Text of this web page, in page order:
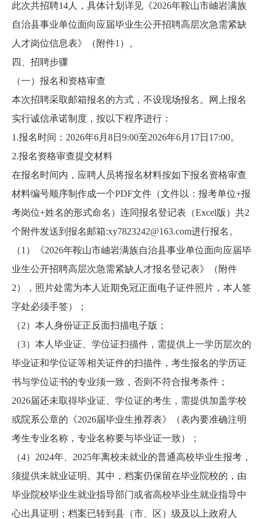
此次共招聘14人，具体计划详见《2026年鞍山市岫岩满族
自治县事业单位面向应届毕业生公开招聘高层次急需紧缺
人才岗位信息表》（附件1）。
四、招聘步骤
（一）报名和资格审查
本次招聘采取邮箱报名的方式，不设现场报名。网上报名
实行诚信承诺制度，按以下程序进行：
1.报名时间：2026年6月8日9:00至2026年6月17日17:00。
2.报名资格审查提交材料
在报名时间内，应聘人员将报名材料按如下报名资格审查
材料编号顺序制作成一个PDF文件（文件以：报考单位+报
考岗位+姓名的形式命名）连同报名登记表（Excel版）共2
个附件发送到报名邮箱:xy7823242@163.com进行报名。
（1）《2026年鞍山市岫岩满族自治县事业单位面向应届毕
业生公开招聘高层次急需紧缺人才报名登记表》（附件
2），照片处需为本人近期免冠正面电子证件照片，本人签
字处必须手签）；
（2）本人身份证正反面扫描电子版；
（3）本人毕业证、学位证扫描件，需提供上一学历层次的
毕业证和学位证等相关证件的扫描件，考生报名的学历证
书与学位证书的专业须一致，否则不符合报考条件；
2026届还未取得毕业证、学位证的考生，需提供加盖学校
或院系公章的《2026届毕业生推荐表》（表内要准确注明
考生专业名称，专业名称要与毕业证一致）；
（4）2024年、2025年离校未就业的普通高校毕业生报考，
须提供未就业证明。其中，档案仍保留在毕业院校的，由
毕业院校毕业生就业指导部门或省高校毕业生就业指导中
心出具证明；档案已转到县（市、区）级及以上政府人